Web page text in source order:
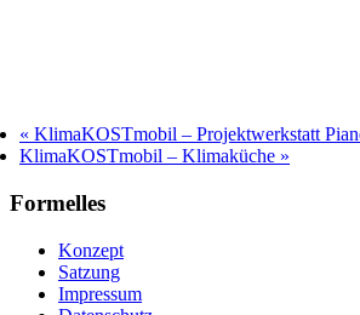
« KlimaKOSTmobil – Projektwerkstatt
KlimaKOSTmobil – Klimaküche »
Formelles
Konzept
Satzung
Impressum